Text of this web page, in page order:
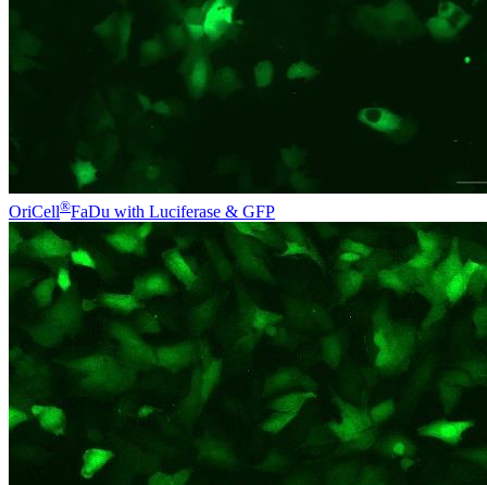
OriCell®FaDu with Luciferase & GFP